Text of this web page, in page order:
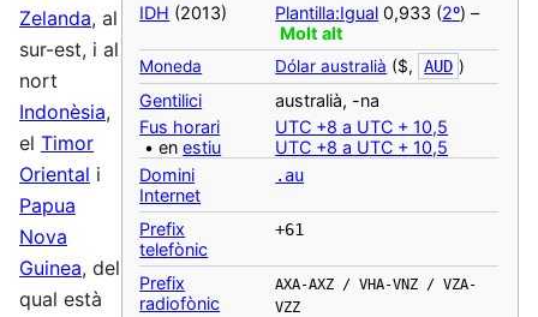
IDH (2013) Plantilla:Igual 0,933 (2º) –
Molt alt
Moneda Dólar australià ($, AUD )
‎Gentilici
australià, -na
Fus horari
• enestiu
UTC +8 a UTC + 10,5
UTC +8 a UTC + 10,5
Domini
Internet
.au
Prefix
telefònic
+61
Prefix
radiofònic
AXA-AXZ / VHA-VNZ / VZA-
VZZ
Zelanda, al
sur-est, i al
nort
Indonèsia,
el Timor
Oriental i
Papua
Nova
Guinea, del
qual està